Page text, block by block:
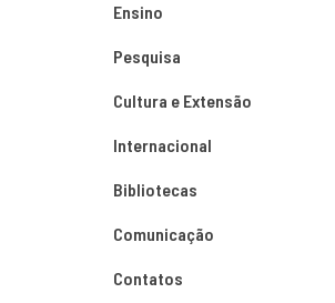
Ensino
Pesquisa
Cultura e Extensão
Internacional
Bibliotecas
Comunicação
Contatos